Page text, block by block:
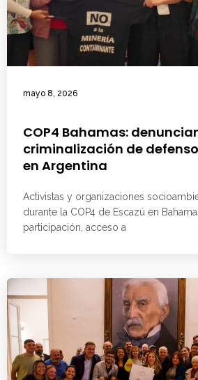
mayo 8, 2026
COP4 Bahamas:
criminalización de
en Argentina
Activistas y organizaciones
durante la COP4 de Escazú en
participación, acceso a